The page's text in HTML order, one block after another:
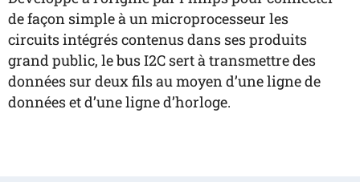
de façon simple à un microprocesseur les
circuits intégrés contenus dans ses produits
grand public, le bus I2C sert à transmettre des
données sur deux fils au moyen d’une ligne de
données et d’une ligne d’horloge.